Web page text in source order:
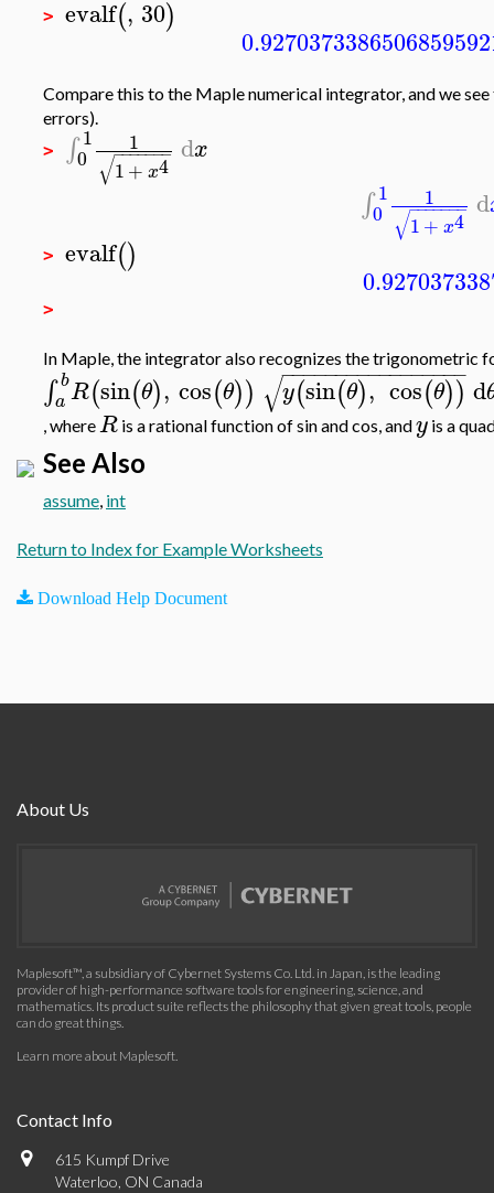
> evalf(, 30)
Compare this to the Maple numerical integrator, and we
errors).
> ∫ 1
0
1
1+ x4
− −
−−−−−
√ dx
∫ 1
0
1
1+ x4
− −
−−−−−
√ d
> evalf()
>
In Maple, the integrator also recognizes the trigonometric
∫ b
a R(sin(θ), cos(θ)) y(sin(θ), cos(θ))
− −
−−−−−−−−−−−−−−−
√ d
, whereR is a rational function of sin and cos, andy is a
See Also
assume, int
Return to Index for Example Worksheets
Download Help Document
About Us
Maplesoft™, a subsidiary of Cybernet Systems Co. Ltd. in Japan, is the leading
provider of high-performance software tools for engineering, science, and
mathematics. Its product suite reflects the philosophy that given great tools, people
can do great things.
Learn more about Maplesoft.
Contact Info
615 Kumpf Drive
Waterloo, ON Canada